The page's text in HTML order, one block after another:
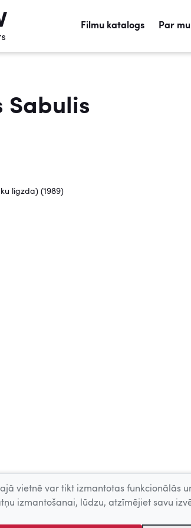
Filmu katalogs Par
Sabulis
ligzda) (1989)
vietnē var tikt izmantotas funkcionālās
izmantošanai, lūdzu, atzīmējiet savu